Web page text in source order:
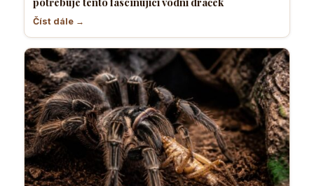
Číst dále →